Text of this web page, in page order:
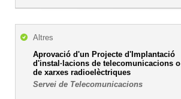
Altres
Aprovació d'un Projecte d'Implantació
d'instal·lacions de telecomunicacions o
de xarxes radioelèctriques
Servei de Telecomunicacions